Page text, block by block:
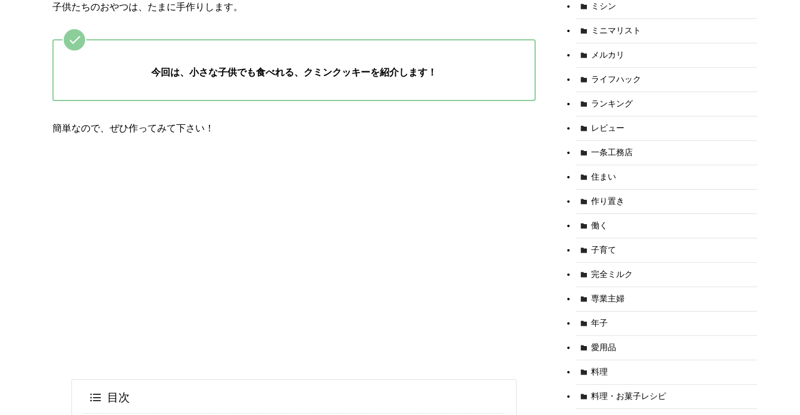
子供たちのおやつは、たまに手作りします。
今回は、小さな子供でも食べれる、クミンクッキーを紹介します！
簡単なので、ぜひ作ってみて下さい！
目次
ミシン
ミニマリスト
メルカリ
ライフハック
ランキング
レビュー
一条工務店
住まい
作り置き
働く
子育て
完全ミルク
専業主婦
年子
愛用品
料理
料理・お菓子レシピ